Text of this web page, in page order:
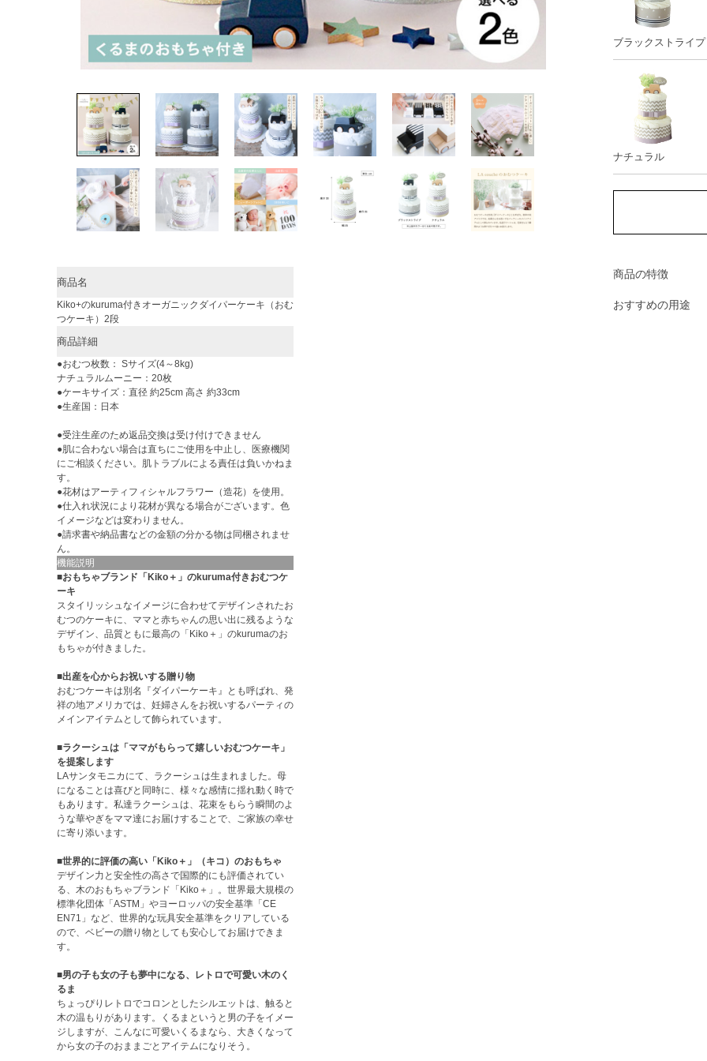
商品名
Kiko+のkuruma付きオーガニックダイパーケーキ（おむ
つケーキ）2段
商品詳細
●おむつ枚数： Sサイズ(4～8kg)
ナチュラルムーニー：20枚
●ケーキサイズ：直径 約25cm 高さ 約33cm
●生産国：日本
●受注生産のため返品交換は受け付けできません
●肌に合わない場合は直ちにご使用を中止し、医療機関
にご相談ください。肌トラブルによる責任は負いかねま
す。
●花材はアーティフィシャルフラワー（造花）を使用。
●仕入れ状況により花材が異なる場合がございます。色
イメージなどは変わりません。
●請求書や納品書などの金額の分かる物は同梱されませ
ん。
機能説明
■おもちゃブランド「Kiko＋」のkuruma付きおむつケ
ーキ
スタイリッシュなイメージに合わせてデザインされたお
むつのケーキに、ママと赤ちゃんの思い出に残るような
デザイン、品質ともに最高の「Kiko＋」のkurumaのお
もちゃが付きました。
■出産を心からお祝いする贈り物
おむつケーキは別名『ダイパーケーキ』とも呼ばれ、発
祥の地アメリカでは、妊婦さんをお祝いするパーティの
メインアイテムとして飾られています。
■ラクーシュは「ママがもらって嬉しいおむつケーキ」
を提案します
LAサンタモニカにて、ラクーシュは生まれました。母
になることは喜びと同時に、様々な感情に揺れ動く時で
もあります。私達ラクーシュは、花束をもらう瞬間のよ
うな華やぎをママ達にお届けすることで、ご家族の幸せ
に寄り添います。
■世界的に評価の高い「Kiko＋」（キコ）のおもちゃ
デザイン力と安全性の高さで国際的にも評価されてい
る、木のおもちゃブランド「Kiko＋」。世界最大規模の
標準化団体「ASTM」やヨーロッパの安全基準「CE
EN71」など、世界的な玩具安全基準をクリアしている
ので、ベビーの贈り物としても安心してお届けできま
す。
■男の子も女の子も夢中になる、レトロで可愛い木のく
るま
ちょっぴりレトロでコロンとしたシルエットは、触ると
木の温もりがあります。くるまというと男の子をイメー
ジしますが、こんなに可愛いくるまなら、大きくなって
から女の子のおままごとアイテムになりそう。
ブラックストライプ
ナチュラル
商品の特徴
おすすめの用途